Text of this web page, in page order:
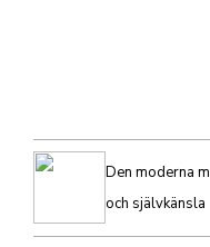
Den moderna
och självkänsla